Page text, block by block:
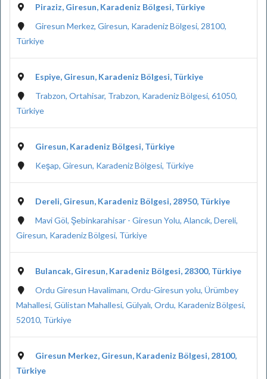
Piraziz, Giresun, Karadeniz Bölgesi, Türkiye
Giresun Merkez, Giresun, Karadeniz Bölgesi, 28100,
Türkiye
Espiye, Giresun, Karadeniz Bölgesi, Türkiye
Trabzon, Ortahisar, Trabzon, Karadeniz Bölgesi, 61050,
Türkiye
Giresun, Karadeniz Bölgesi, Türkiye
Keşap, Giresun, Karadeniz Bölgesi, Türkiye
Dereli, Giresun, Karadeniz Bölgesi, 28950, Türkiye
Mavi Göl, Şebinkarahisar - Giresun Yolu, Alancık, Dereli,
Giresun, Karadeniz Bölgesi, Türkiye
Bulancak, Giresun, Karadeniz Bölgesi, 28300, Türkiye
Ordu Giresun Havalimanı, Ordu-Giresun yolu, Ürümbey
Mahallesi, Gülistan Mahallesi, Gülyalı, Ordu, Karadeniz Bölgesi,
52010, Türkiye
Giresun Merkez, Giresun, Karadeniz Bölgesi, 28100,
Türkiye